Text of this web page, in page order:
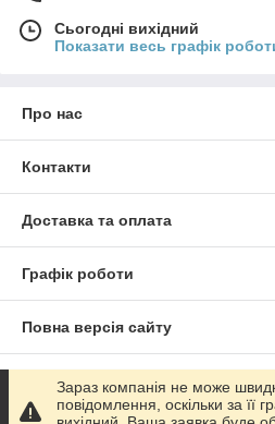
Сьогодні вихідний
Показати весь графік
Про нас
Контакти
Доставка та оплата
Графік роботи
Повна версія сайту
Сайт створено на маркетплейсі
Зараз компанія не може
повідомлення, оскільки за її